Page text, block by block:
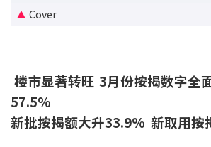
推荐齐齐友赏
按揭计算
转按计算
Cover
楼市显著转旺 3月份按揭数字全
57.5%
新批按揭额大升33.9% 新取用按